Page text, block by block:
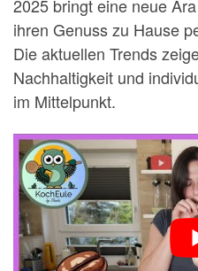
2025 bringt eine neue
ihren Genuss zu Hause
Die aktuellen Trends
Nachhaltigkeit und
im Mittelpunkt.